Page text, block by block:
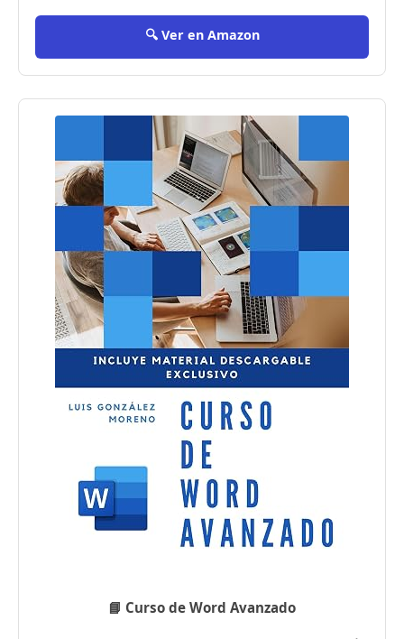
🔍 Ver en Amazon
📘 Curso de Word Avanzado